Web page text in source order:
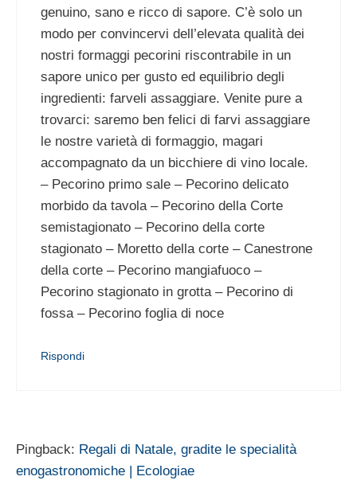
genuino, sano e ricco di sapore. C’è solo un
modo per convincervi dell’elevata qualità dei
nostri formaggi pecorini riscontrabile in un
sapore unico per gusto ed equilibrio degli
ingredienti: farveli assaggiare. Venite pure a
trovarci: saremo ben felici di farvi assaggiare
le nostre varietà di formaggio, magari
accompagnato da un bicchiere di vino locale.
– Pecorino primo sale – Pecorino delicato
morbido da tavola – Pecorino della Corte
semistagionato – Pecorino della corte
stagionato – Moretto della corte – Canestrone
della corte – Pecorino mangiafuoco –
Pecorino stagionato in grotta – Pecorino di
fossa – Pecorino foglia di noce
Rispondi
Pingback: Regali di Natale, gradite le specialità
enogastronomiche | Ecologiae